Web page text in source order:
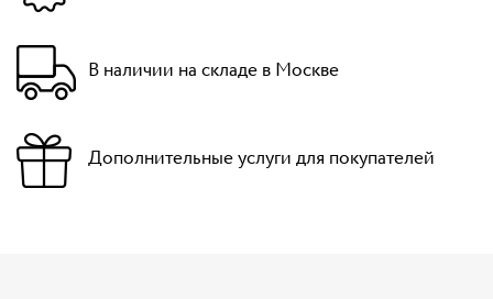
В наличии на складе в Москве
Дополнительные услуги для покупателей